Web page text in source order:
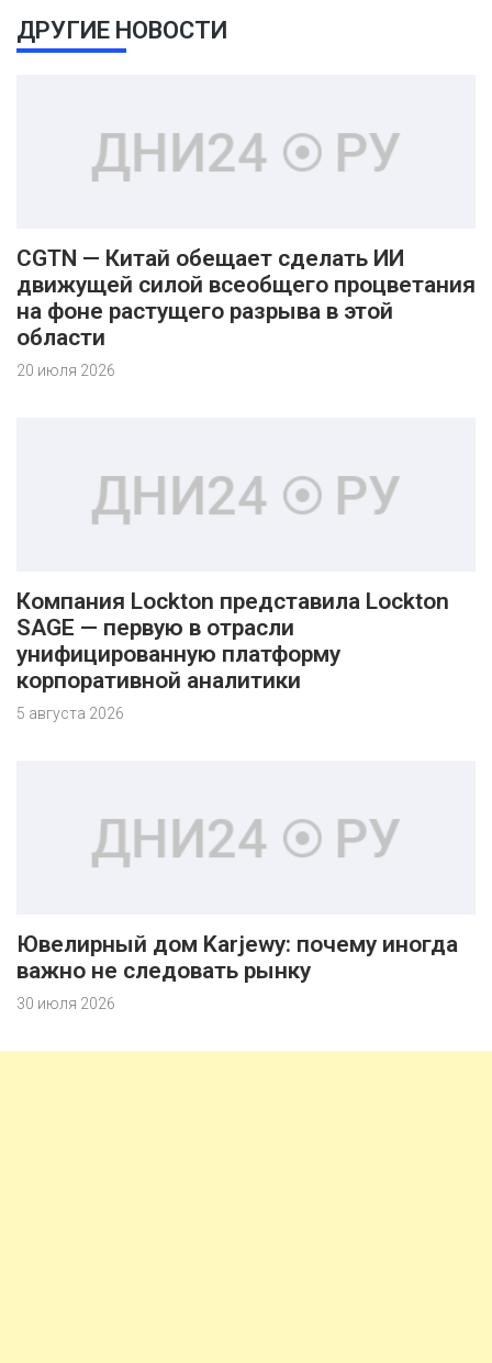
ДРУГИЕ НОВОСТИ
CGTN — Китай обещает сделать ИИ
движущей силой всеобщего процветания
на фоне растущего разрыва в этой
области
20 июля 2026
Компания Lockton представила Lockton
SAGE — первую в отрасли
унифицированную платформу
корпоративной аналитики
5 августа 2026
Ювелирный дом Karjewy: почему иногда
важно не следовать рынку
30 июля 2026